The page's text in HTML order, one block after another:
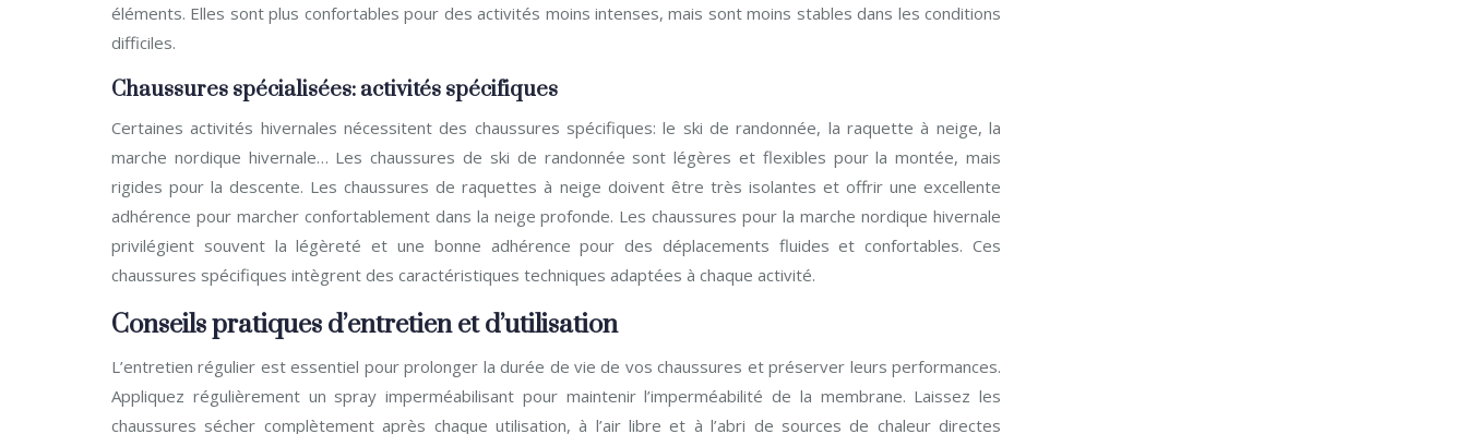
éléments. Elles sont plus confortables pour des activités moins intenses, mais sont moins stables dans les conditions
difficiles.
Chaussures spécialisées: activités spécifiques
Certaines activités hivernales nécessitent des chaussures spécifiques: le ski de randonnée, la raquette à neige, la
marche nordique hivernale… Les chaussures de ski de randonnée sont légères et flexibles pour la montée, mais
rigides pour la descente. Les chaussures de raquettes à neige doivent être très isolantes et offrir une excellente
adhérence pour marcher confortablement dans la neige profonde. Les chaussures pour la marche nordique hivernale
privilégient souvent la légèreté et une bonne adhérence pour des déplacements fluides et confortables. Ces
chaussures spécifiques intègrent des caractéristiques techniques adaptées à chaque activité.
Conseils pratiques d’entretien et d’utilisation
L’entretien régulier est essentiel pour prolonger la durée de vie de vos chaussures et préserver leurs performances.
Appliquez régulièrement un spray imperméabilisant pour maintenir l’imperméabilité de la membrane. Laissez les
chaussures sécher complètement après chaque utilisation, à l’air libre et à l’abri de sources de chaleur directes